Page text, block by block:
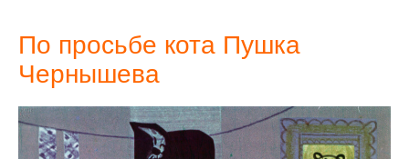
По просьбе кота Пушка
Чернышева